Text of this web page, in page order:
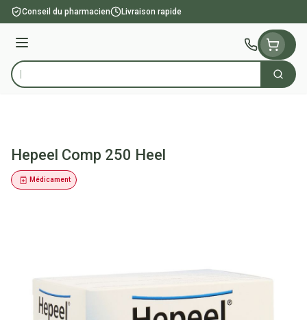
Aller au contenu
Conseil du pharmacien Livraison rapide
Menu
Rechercher
Hepeel Comp 250 Heel
Médicament